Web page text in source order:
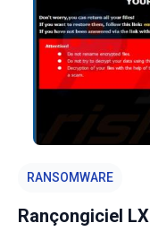
RANSOMWARE
Rançongiciel LX